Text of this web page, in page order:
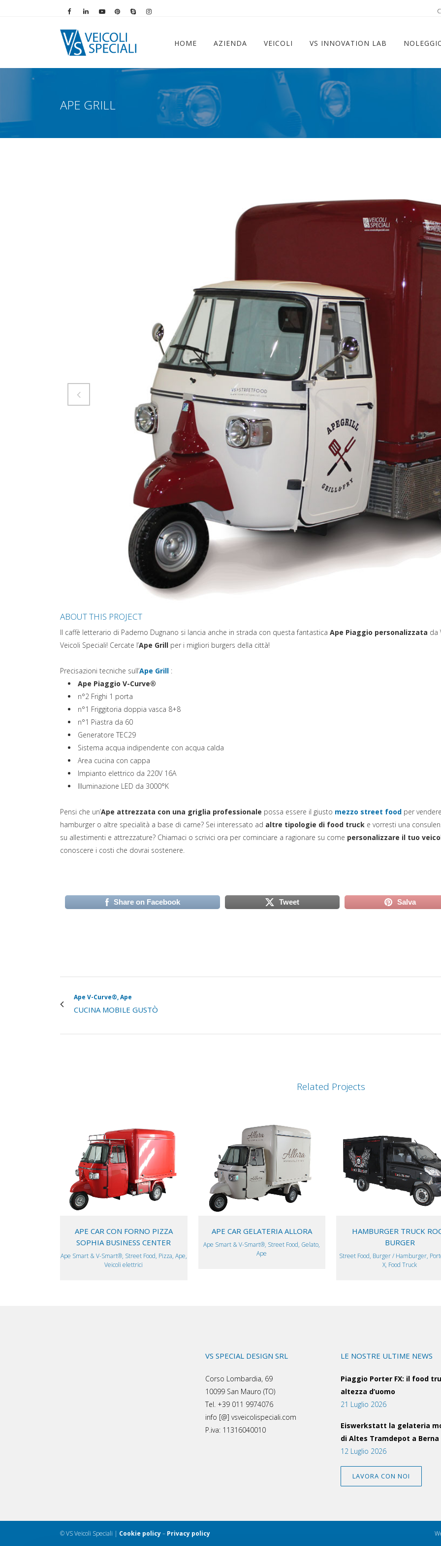
Vai alla pagina Facebook
Vai al profilo LinkedIn
Vai al canale YouTube
Vai al profilo Pinterest
Chiama su Skype
Vai al profilo Instagram
HOME AZIENDA VEICOLI VS INNOVATION LAB
APE GRILL
Attiva comando
ABOUT THIS PROJECT
Il caffè letterario di Paderno Dugnano si lancia anche in strada con questa fantastica Ape Piaggio personalizzata da
Veicoli Speciali! Cercate l’Ape Grill per i migliori burgers della città!
Precisazioni tecniche sull’Ape Grill(si apre in una nuova scheda)
:
Ape Piaggio V-Curve®
n°2 Frighi 1 porta
n°1 Friggitoria doppia vasca 8+8
n°1 Piastra da 60
Generatore TEC29
Sistema acqua indipendente con acqua calda
Area cucina con cappa
Impianto elettrico da 220V 16A
Illuminazione LED da 3000°K
Pensi che un’Ape attrezzata con una griglia professionale possa essere il giusto mezzo street food(si apre in
per vendere
hamburger o altre specialità a base di carne? Sei interessato ad altre tipologie di food truck e vorresti una
su allestimenti e attrezzature? Chiamaci o scrivici ora per cominciare a ragionare su come personalizzare il tuo
conoscere i costi che dovrai sostenere.
Share on Facebook
Tweet
Salva
Ape V-Curve®, Ape
CUCINA MOBILE GUSTÒ
Related Projects
VIEW
APE CAR CON FORNO PIZZA
SOPHIA BUSINESS CENTER
Ape Smart & V-Smart®, Street Food, Pizza, Ape,
Veicoli elettrici
VIEW
APE CAR GELATERIA ALLORA
Ape Smart & V-Smart®, Street Food, Gelato,
Ape
VIEW
HAMBURGER TRUCK
BURGER
Street Food, Burger / Hamburger,
X, Food Truck
VS SPECIAL DESIGN SRL
Corso Lombardia, 69
10099 San Mauro (TO)
Tel. +39 011 9974076
info [@] vsveicolispeciali.com
P.iva: 11316040010
LE NOSTRE ULTIME NEWS
Piaggio Porter FX: il food
altezza d’uomo
21 Luglio 2026
Eiswerkstatt la gelateria
di Altes Tramdepot a Berna
12 Luglio 2026
LAVORA CON NOI
© VS Veicoli Speciali | Cookie policy– Privacy policy